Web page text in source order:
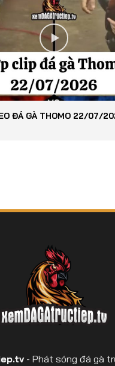
ĐÁ GÀ THOMO 22/07/
- Phát sóng đá gà